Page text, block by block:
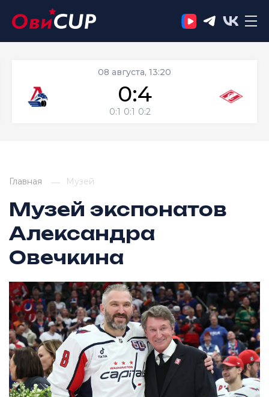
08 августа, 13:20
0:4
0:1 0:1 0:2
Главная Музей
Музей экспонатов
Александра
Овечкина